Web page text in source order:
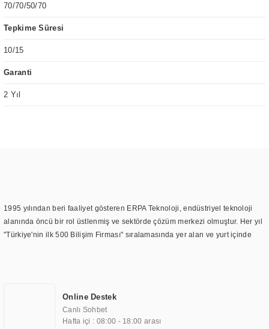
70/70/50/70
Tepkime Süresi
10/15
Garanti
2 Yıl
1995 yılından beri faaliyet gösteren ERPA Teknoloji, endüstriyel teknoloji
alanında öncü bir rol üstlenmiş ve sektörde çözüm merkezi olmuştur. Her yıl
"Türkiye'nin ilk 500 Bilişim Firması" sıralamasında yer alan ve yurt içinde
TOCHI markası altında kendi ürettiği ürünlerde kullanmıştır. Günümüzde
TOCHI; videowall, digital signage, kiosk, totem, akıllı durak ekranı, araç içi
ekran, asansör ekranı, digital menüboard, marin ekran, medikal ekran,
Online Destek
Canlı Sohbet
Hafta içi : 08:00 - 18:00 arası